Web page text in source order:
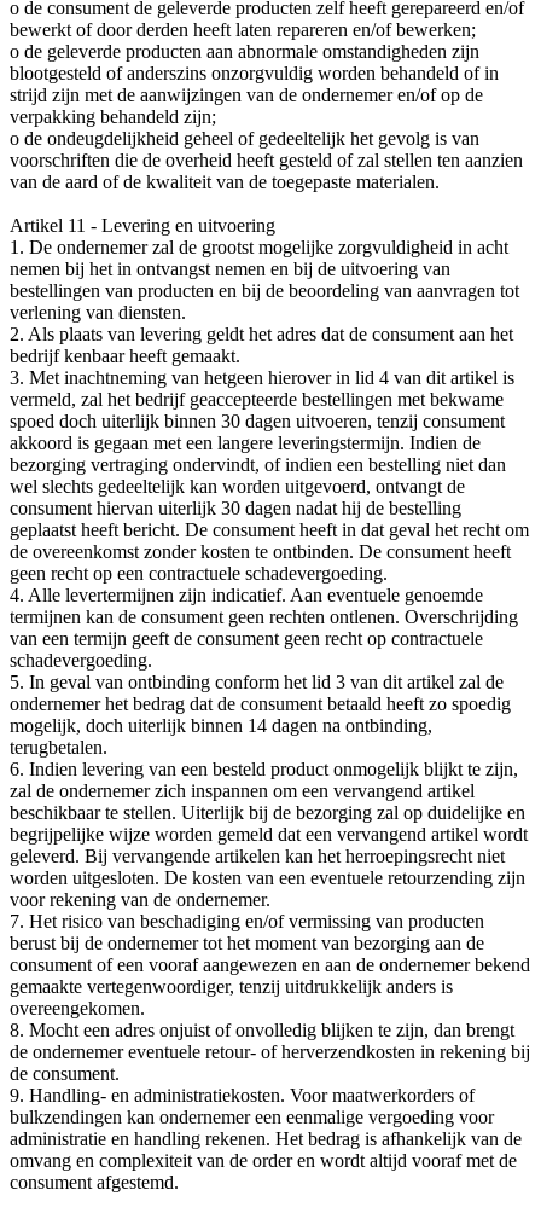
o de consument de geleverde producten zelf heeft gerepareerd en/of
bewerkt of door derden heeft laten repareren en/of bewerken;
o de geleverde producten aan abnormale omstandigheden zijn
blootgesteld of anderszins onzorgvuldig worden behandeld of in
strijd zijn met de aanwijzingen van de ondernemer en/of op de
verpakking behandeld zijn;
o de ondeugdelijkheid geheel of gedeeltelijk het gevolg is van
voorschriften die de overheid heeft gesteld of zal stellen ten aanzien
van de aard of de kwaliteit van de toegepaste materialen.
Artikel 11 - Levering en uitvoering
1. De ondernemer zal de grootst mogelijke zorgvuldigheid in acht
nemen bij het in ontvangst nemen en bij de uitvoering van
bestellingen van producten en bij de beoordeling van aanvragen tot
verlening van diensten.
2. Als plaats van levering geldt het adres dat de consument aan het
bedrijf kenbaar heeft gemaakt.
3. Met inachtneming van hetgeen hierover in lid 4 van dit artikel is
vermeld, zal het bedrijf geaccepteerde bestellingen met bekwame
spoed doch uiterlijk binnen 30 dagen uitvoeren, tenzij consument
akkoord is gegaan met een langere leveringstermijn. Indien de
bezorging vertraging ondervindt, of indien een bestelling niet dan
wel slechts gedeeltelijk kan worden uitgevoerd, ontvangt de
consument hiervan uiterlijk 30 dagen nadat hij de bestelling
geplaatst heeft bericht. De consument heeft in dat geval het recht om
de overeenkomst zonder kosten te ontbinden. De consument heeft
geen recht op een contractuele schadevergoeding.
4. Alle levertermijnen zijn indicatief. Aan eventuele genoemde
termijnen kan de consument geen rechten ontlenen. Overschrijding
van een termijn geeft de consument geen recht op contractuele
schadevergoeding.
5. In geval van ontbinding conform het lid 3 van dit artikel zal de
ondernemer het bedrag dat de consument betaald heeft zo spoedig
mogelijk, doch uiterlijk binnen 14 dagen na ontbinding,
terugbetalen.
6. Indien levering van een besteld product onmogelijk blijkt te zijn,
zal de ondernemer zich inspannen om een vervangend artikel
beschikbaar te stellen. Uiterlijk bij de bezorging zal op duidelijke en
begrijpelijke wijze worden gemeld dat een vervangend artikel wordt
geleverd. Bij vervangende artikelen kan het herroepingsrecht niet
worden uitgesloten. De kosten van een eventuele retourzending zijn
voor rekening van de ondernemer.
7. Het risico van beschadiging en/of vermissing van producten
berust bij de ondernemer tot het moment van bezorging aan de
consument of een vooraf aangewezen en aan de ondernemer bekend
gemaakte vertegenwoordiger, tenzij uitdrukkelijk anders is
overeengekomen.
8. Mocht een adres onjuist of onvolledig blijken te zijn, dan brengt
de ondernemer eventuele retour- of herverzendkosten in rekening bij
de consument.
9. Handling- en administratiekosten. Voor maatwerkorders of
bulkzendingen kan ondernemer een eenmalige vergoeding voor
administratie en handling rekenen. Het bedrag is afhankelijk van de
omvang en complexiteit van de order en wordt altijd vooraf met de
consument afgestemd.